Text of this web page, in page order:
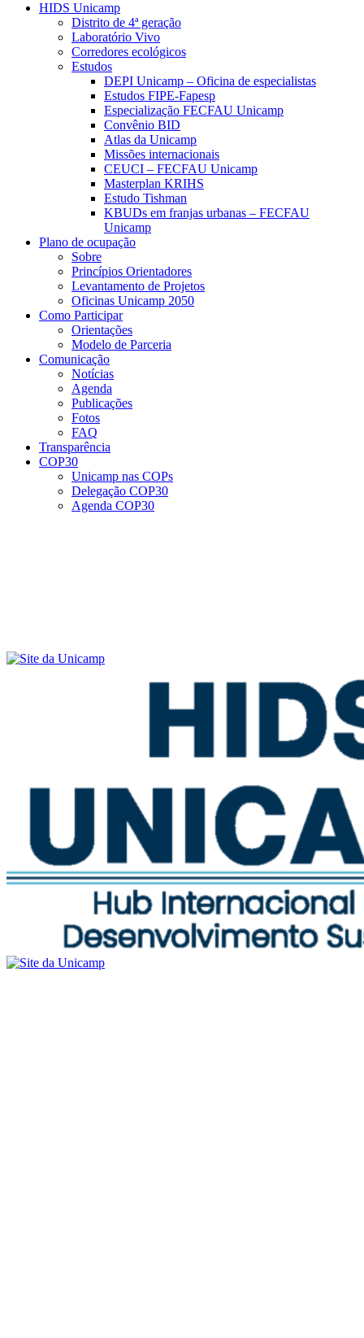
HIDS Unicamp
Distrito de 4ª geração
Laboratório Vivo
Corredores ecológicos
Estudos
DEPI Unicamp – Oficina de especialistas
Estudos FIPE-Fapesp
Especialização FECFAU Unicamp
Convênio BID
Atlas da Unicamp
Missões internacionais
CEUCI – FECFAU Unicamp
Masterplan KRIHS
Estudo Tishman
KBUDs em franjas urbanas – FECFAU
Unicamp
Plano de ocupação
Sobre
Princípios Orientadores
Levantamento de Projetos
Oficinas Unicamp 2050
Como Participar
Orientações
Modelo de Parceria
Comunicação
Notícias
Agenda
Publicações
Fotos
FAQ
Transparência
COP30
Unicamp nas COPs
Delegação COP30
Agenda COP30